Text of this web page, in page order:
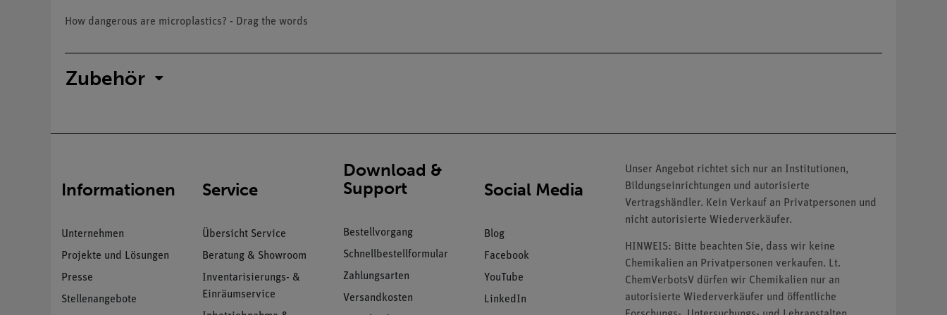
How dangerous are microplastics? - Drag the words
Zubehör
Informationen
Unternehmen
Projekte und Lösungen
Presse
Stellenangebote
Service
Übersicht Service
Beratung & Showroom
Inventarisierungs- &
Einräumservice
Download &
Support
Bestellvorgang
Schnellbestellformular
Zahlungsarten
Versandkosten
Social Media
Blog
Facebook
YouTube
LinkedIn
Unser Angebot richtet sich nur an Institutionen,
Bildungseinrichtungen und autorisierte
Vertragshändler. Kein Verkauf an Privatpersonen und
nicht autorisierte Wiederverkäufer.
HINWEIS: Bitte beachten Sie, dass wir keine
Chemikalien an Privatpersonen verkaufen. Lt.
ChemVerbotsV dürfen wir Chemikalien nur an
autorisierte Wiederverkäufer und öffentliche